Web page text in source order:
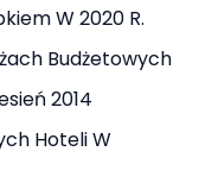
W 2020 R.
Budżetowych
2014
Hoteli W